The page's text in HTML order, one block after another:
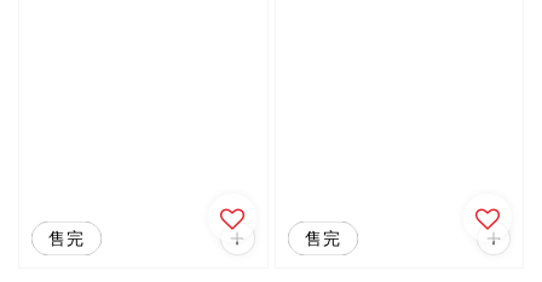
優惠
售完 優惠
售完